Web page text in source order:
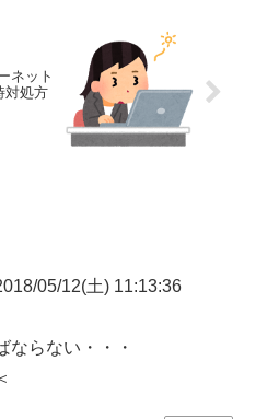
ネット
対処方
05/12(土) 11:13:36
ならない・・・